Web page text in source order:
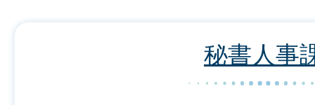
秘書人事